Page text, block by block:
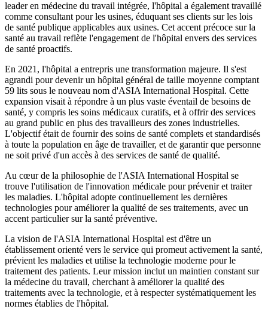
leader en médecine du travail intégrée, l'hôpital a également travaillé
comme consultant pour les usines, éduquant ses clients sur les lois
de santé publique applicables aux usines. Cet accent précoce sur la
santé au travail reflète l'engagement de l'hôpital envers des services
de santé proactifs.
En 2021, l'hôpital a entrepris une transformation majeure. Il s'est
agrandi pour devenir un hôpital général de taille moyenne comptant
59 lits sous le nouveau nom d'ASIA International Hospital. Cette
expansion visait à répondre à un plus vaste éventail de besoins de
santé, y compris les soins médicaux curatifs, et à offrir des services
au grand public en plus des travailleurs des zones industrielles.
L'objectif était de fournir des soins de santé complets et standardisés
à toute la population en âge de travailler, et de garantir que personne
ne soit privé d'un accès à des services de santé de qualité.
Au cœur de la philosophie de l'ASIA International Hospital se
trouve l'utilisation de l'innovation médicale pour prévenir et traiter
les maladies. L'hôpital adopte continuellement les dernières
technologies pour améliorer la qualité de ses traitements, avec un
accent particulier sur la santé préventive.
La vision de l'ASIA International Hospital est d'être un
établissement orienté vers le service qui promeut activement la santé,
prévient les maladies et utilise la technologie moderne pour le
traitement des patients. Leur mission inclut un maintien constant sur
la médecine du travail, cherchant à améliorer la qualité des
traitements avec la technologie, et à respecter systématiquement les
normes établies de l'hôpital.